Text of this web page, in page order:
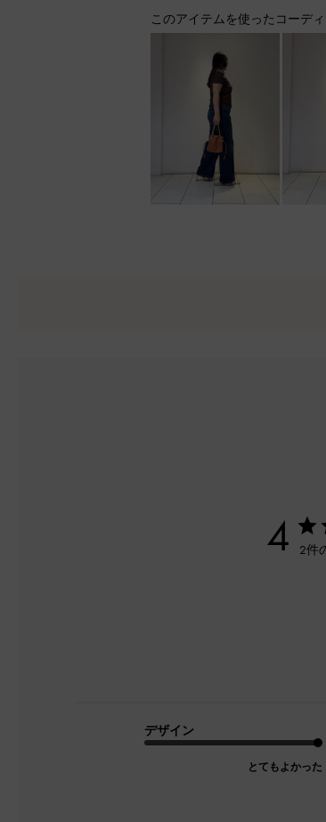
このアイテムを使ったコーデ
4 2件
デザイン
とてもよかった